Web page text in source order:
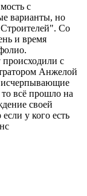
с
варианты, но
Строителей". Со
и время
с
Анжелой
исчерпывающие
всё прошло на
своей
у кого есть